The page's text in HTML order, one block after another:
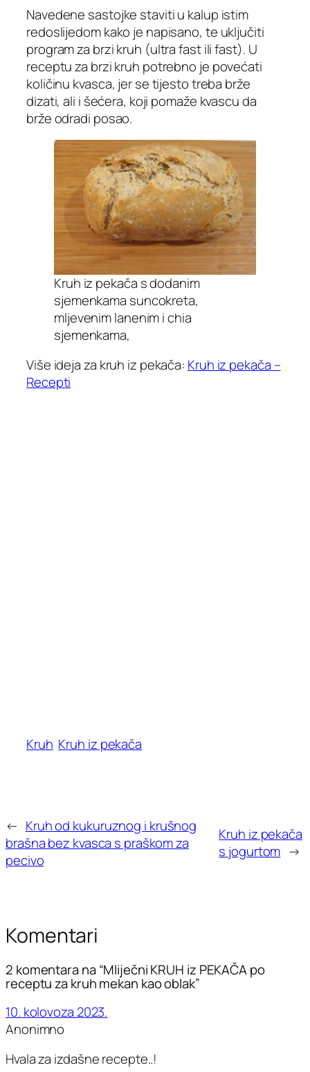
Navedene sastojke staviti u kalup istim
redoslijedom kako je napisano, te uključiti
program za brzi kruh (ultra fast ili fast). U
receptu za brzi kruh potrebno je povećati
količinu kvasca, jer se tijesto treba brže
dizati, ali i šećera, koji pomaže kvascu da
brže odradi posao.
Kruh iz pekača s dodanim
sjemenkama suncokreta,
mljevenim lanenim i chia
sjemenkama,
Više ideja za kruh iz pekača: Kruh iz pekača –
Recepti
Kruh Kruh iz pekača
← Kruh od kukuruznog i krušnog
brašna bez kvasca s praškom za
pecivo
Kruh iz pekača
s jogurtom →
Komentari
2 komentara na “Mliječni KRUH iz PEKAČA po
receptu za kruh mekan kao oblak”
10. kolovoza 2023.
Anonimno
Hvala za izdašne recepte..!